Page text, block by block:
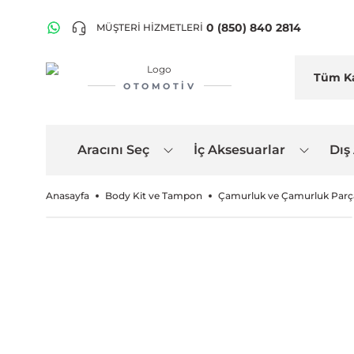
MÜŞTERİ HİZMETLERİ 0 (850) 840 2814
OTOMOTIV
Aracını Seç İç Aksesuarlar
Anasayfa Body Kit ve Tampon Çamurluk ve Çamurluk